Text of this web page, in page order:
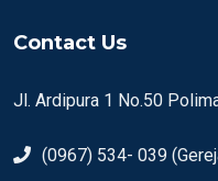
Contact Us
Jl. Ardipura 1 No.50
(0967) 534- 039